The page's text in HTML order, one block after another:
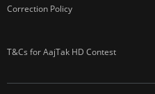
Correction Policy
T&Cs for AajTak HD Contest